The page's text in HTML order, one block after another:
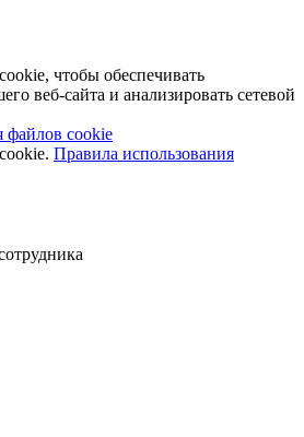
чтобы обеспечивать
веб-сайта и анализировать сетевой
файлов cookie
Правила использования